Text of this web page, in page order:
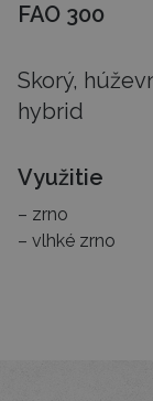
FAO 300
Skorý,
hybrid
Využitie
zrno
vlhké zrno